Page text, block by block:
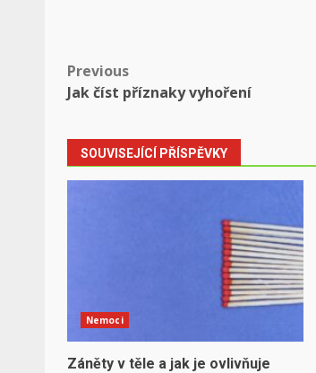
Post
navigation
Previous
Jak číst příznaky vyhoření
SOUVISEJÍCÍ PŘÍSPĚVKY
Nemoci
Záněty v těle a jak je ovlivňuje